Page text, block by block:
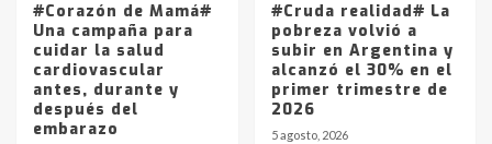
#Corazón de Mamá#
Una campaña para
cuidar la salud
cardiovascular
antes, durante y
después del
embarazo
#Cruda realidad# La
pobreza volvió a
subir en Argentina y
alcanzó el 30% en el
primer trimestre de
2026
5 agosto, 2026